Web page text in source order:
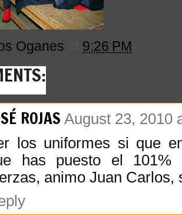
Oganes 9:26 PM
ROJAS August 23, 2010
los uniformes si que
has puesto el
animo Juan Carlos,